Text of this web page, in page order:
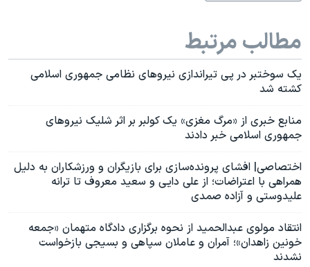
مطالب مرتبط
یک سوختبر در پی تیراندازی نیروهای نظامی جمهوری اسلامی
کشته شد
منابع خبری از «مرگ مغزی» یک کولبر بر اثر شلیک نیروهای
جمهوری اسلامی خبر دادند
اختصاصی| افشای پرونده‌سازی برای بازیگران و ورزشکاران به دلیل
همراهی با اعتراضات؛ از علی دایی و سعید معروف تا ترانه
علیدوستی و آزاده صمدی
انتقاد مولوی عبدالحمید از نحوه برگزاری دادگاه متهمان «جمعه
خونین زاهدان»؛ آمران و عاملان سپاهی و بسیجی بازخواست
نشدند